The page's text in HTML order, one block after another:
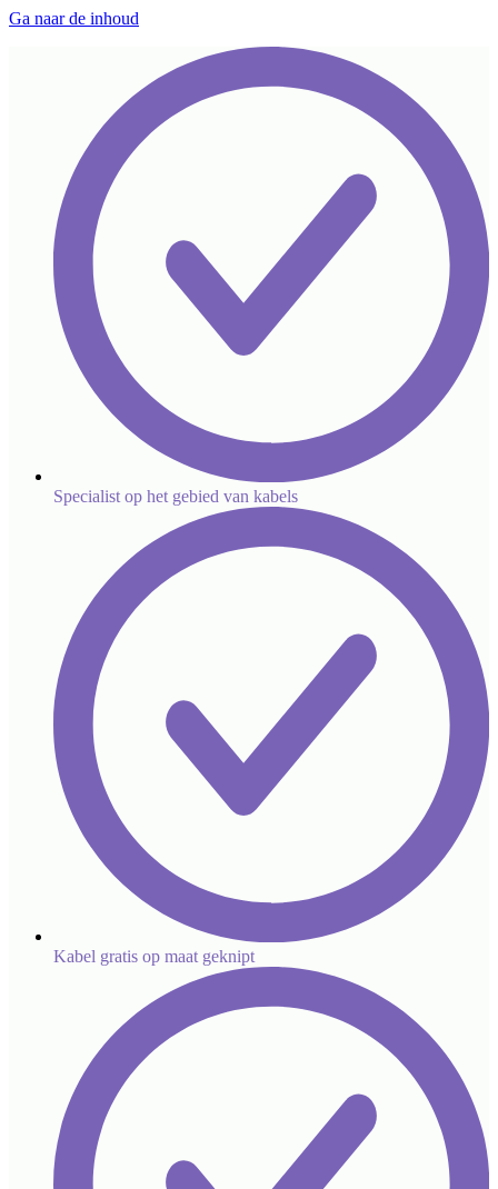
Ga naar de inhoud
Specialist op het gebied van kabels
Kabel gratis op maat geknipt